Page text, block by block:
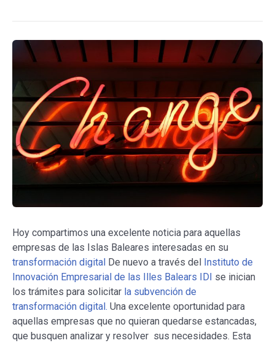
Hoy compartimos una excelente noticia para aquellas
empresas de las Islas Baleares interesadas en su
transformación digital De nuevo a través del Instituto de
Innovación Empresarial de las Illes Balears IDI se inician
los trámites para solicitar la subvención de
transformación digital. Una excelente oportunidad para
aquellas empresas que no quieran quedarse estancadas,
que busquen analizar y resolver sus necesidades. Esta